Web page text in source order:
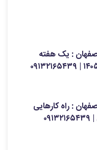
: یک هفته
: راه کارهایی